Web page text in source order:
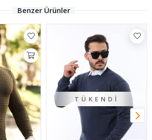
Benzer Ürünler
TÜKENDI